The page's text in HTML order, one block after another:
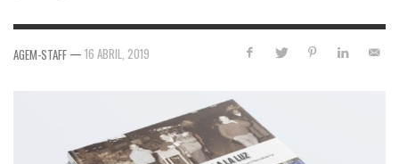
AGEM-STAFF — 16 ABRIL, 2019